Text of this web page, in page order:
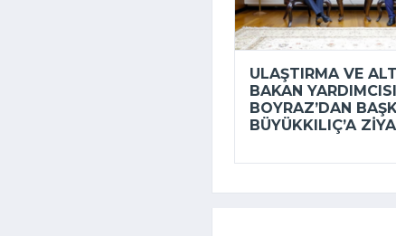
ULAŞTIRMA VE
BAKAN YARDIMCISI
BOYRAZ’DAN
BÜYÜKKILIÇ’A